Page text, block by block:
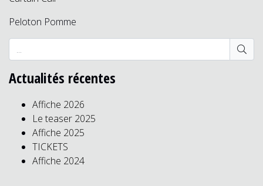
Peloton Pomme
Actualités récentes
Affiche 2026
Le teaser 2025
Affiche 2025
TICKETS
Affiche 2024